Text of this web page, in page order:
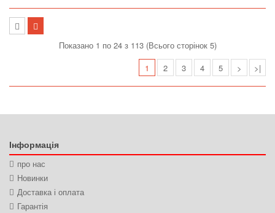
Показано 1 по 24 з 113 (Всього сторінок 5)
1
2 3 4 5 > >|
Інформація
про нас
Новинки
Доставка і оплата
Гарантія